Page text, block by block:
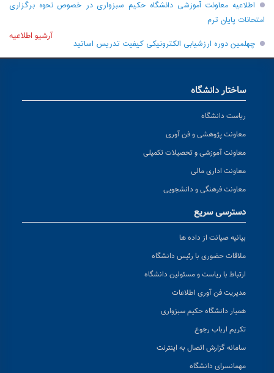
اطلاعیه معاونت آموزشی دانشگاه حکیم سبزواری در خصوص نحوه برگزاری
امتحانات پایان ترم
چهلمین دوره ارزشیابی الکترونیکی کیفیت تدریس اساتید
آرشیو اطلاعیه
ساختار دانشگاه
ریاست دانشگاه
معاونت پژوهشی و فن آوری
معاونت آموزشی و تحصیلات تکمیلی
معاونت اداری مالی
معاونت فرهنگی و دانشجویی
دسترسی سریع
بیانیه صیانت از داده ها
ملاقات حضوری با رئیس دانشگاه
ارتباط با ریاست و مسئولین دانشگاه
مدیریت فن آوری اطلاعات
همیار دانشگاه حکیم سبزواری
تکریم ارباب رجوع
سامانه گزارش اتصال به اینترنت
مهمانسرای دانشگاه